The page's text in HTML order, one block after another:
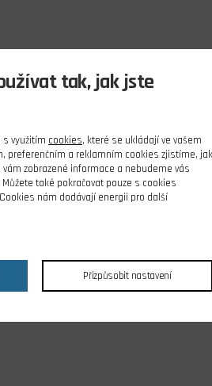
tak, jak jste
využitím cookies, které se ukládají ve vašem
preferenčním a reklamním cookies zjistíme, jak
zobrazené informace a nebudeme vás
také pokračovat pouze s cookies
nám dodávají energii pro další
Přizpůsobit nastavení